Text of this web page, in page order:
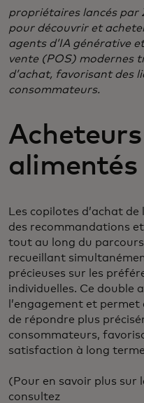
propriétaires lancés par
pour découvrir et
agents d’IA générative
vente (POS) modernes
d’achat, favorisant des
consommateurs.
alimentés
Les copilotes d’achat
des recommandations
tout au long du
recueillant
précieuses sur les
individuelles. Ce double
l’engagement et
de répondre plus
consommateurs,
satisfaction à long
(Pour en savoir plus sur
consultez